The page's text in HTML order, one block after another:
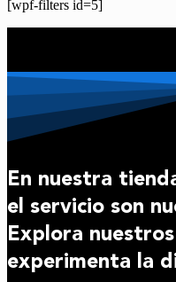
[wpf-filters id=5]
En nuestra
el servicio son
Explora
experimenta la